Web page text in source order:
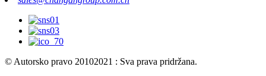
© Autorsko pravo 20102021 : Sva prava pridržana.